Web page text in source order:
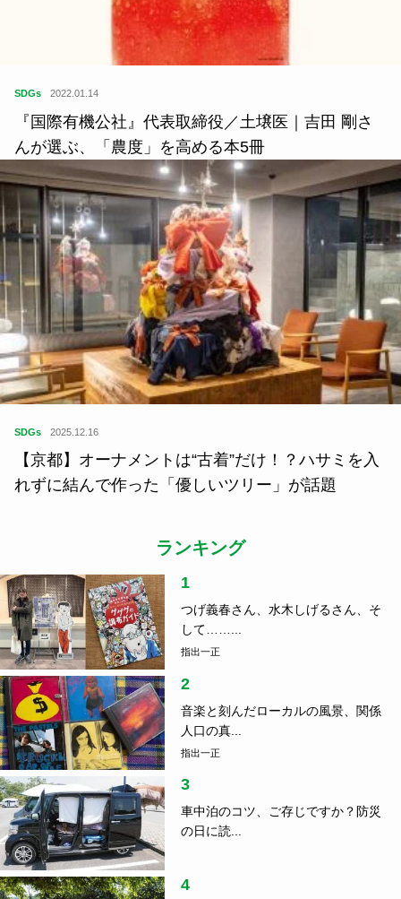
SDGs 2022.01.14
『国際有機公社』代表取締役／土壌医｜吉田 剛さ
んが選ぶ、「農度」を高める本5冊
SDGs 2025.12.16
【京都】オーナメントは“古着”だけ！？ハサミを入
れずに結んで作った「優しいツリー」が話題
ランキング
1
つげ義春さん、水木しげるさん、そ
して……...
指出一正
2
音楽と刻んだローカルの風景、関係
人口の真...
指出一正
3
車中泊のコツ、ご存じですか？防災
の日に読...
4